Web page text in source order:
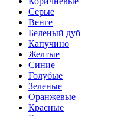
Серые
Венге
Беленый дуб
Капучино
Желтые
Синие
Голубые
Зеленые
Оранжевые
Красные